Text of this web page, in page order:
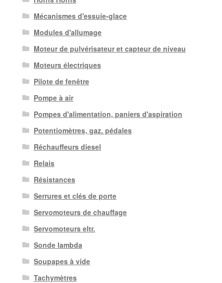
Mécanismes d'essuie-glace
Modules d'allumage
Moteur de pulvérisateur et capteur de niveau
Moteurs électriques
Pilote de fenêtre
Pompe à air
Pompes d'alimentation, paniers d'aspiration
Potentiomètres, gaz. pédales
Réchauffeurs diesel
Relais
Résistances
Serrures et clés de porte
Servomoteurs de chauffage
Servomoteurs eltr.
Sonde lambda
Soupapes à vide
Tachymètres